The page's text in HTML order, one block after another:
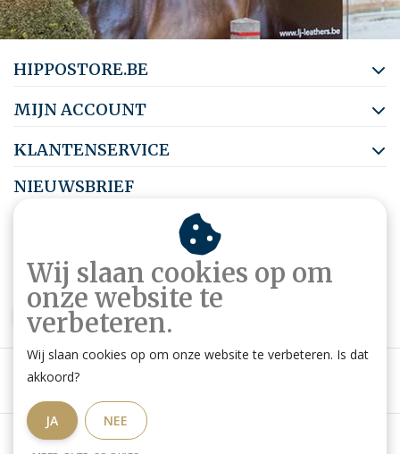
HIPPOSTORE.BE
MIJN ACCOUNT
KLANTENSERVICE
NIEUWSBRIEF
Abonneer je op onze nieuwsbrief om op de hoogte te blijven.
ABONNEER
Algemene voorwaarden
Wij slaan cookies op om
onze website te
verbeteren.
Wij slaan cookies op om onze website te verbeteren. Is dat
akkoord?
JA NEE